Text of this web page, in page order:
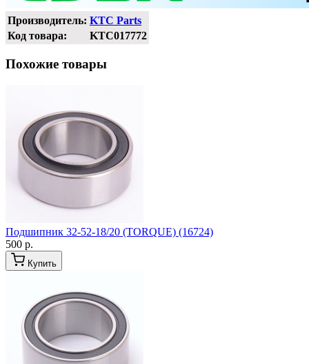
Производитель: KTC Parts
Код товара:
KTC017772
Похожие товары
Подшипник 32-52-18/20 (TORQUE) (16724)
500 р.
Купить